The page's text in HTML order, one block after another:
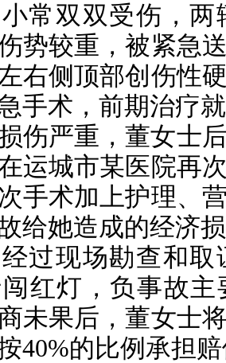
常双双受伤，
势较重，被紧急
右侧顶部创伤性
手术，前期治疗
伤严重，董女士
运城市某医院再
手术加上护理、
给她造成的经济
过现场勘查和
红灯，负事故
未果后，董女士
40%的比例承担